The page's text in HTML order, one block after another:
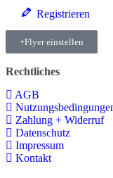
Registrieren
Flyer einstellen
Rechtliches
AGB
Zahlung + Widerruf
Datenschutz
Impressum
Kontakt